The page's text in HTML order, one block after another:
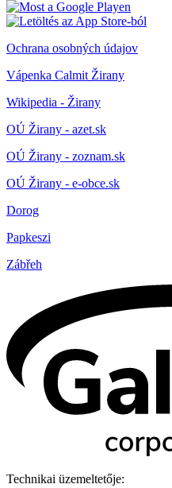
Ochrana osobných údajov
Vápenka Calmit Žirany
Wikipedia - Žirany
OÚ Žirany - azet.sk
OÚ Žirany - zoznam.sk
OÚ Žirany - e-obce.sk
Dorog
Papkeszi
Zábřeh
Technikai üzemeltetője: